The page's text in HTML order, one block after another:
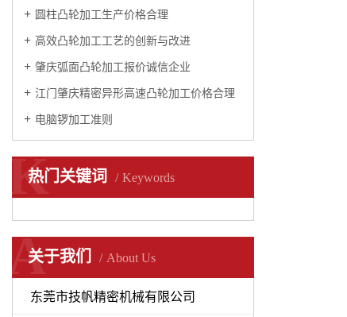
圆柱凸轮加工生产价格合理
高效凸轮加工工艺的创新与改进
肇庆弧面凸轮加工报价诚信企业
江门肇庆精密异形高速凸轮加工价格合理
电脑锣加工准则
热门关键词 Keywords
K
关于我们 About Us
A
东莞市技帆精密机械有限公司